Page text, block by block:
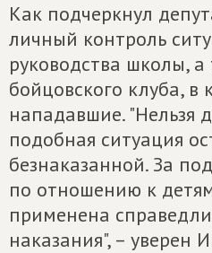
Как подчеркнул
личный контроль
руководства школы, а
бойцовского клуба,
нападавшие. "Нельзя
подобная ситуация
безнаказанной. За
по отношению к
применена
наказания", – уверен